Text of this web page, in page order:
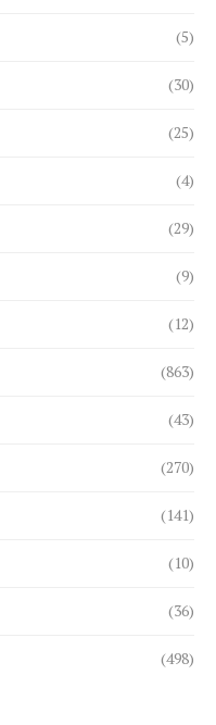
(5)
(30)
(25)
(4)
(29)
(9)
(12)
(863)
(43)
(270)
(141)
(10)
(36)
(498)